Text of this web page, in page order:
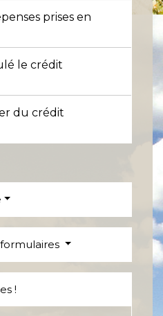
prises en
le crédit
du crédit
!